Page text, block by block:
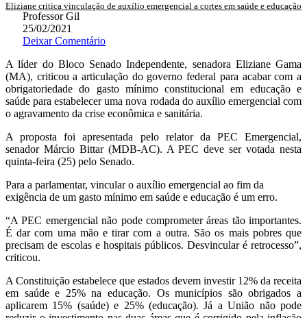
Eliziane critica vinculação de auxílio emergencial a cortes em saúde e educação
Professor Gil
25/02/2021
Deixar Comentário
A líder do Bloco Senado Independente, senadora Eliziane Gama
(MA), criticou a articulação do governo federal para acabar com a
obrigatoriedade do gasto mínimo constitucional em educação e
saúde para estabelecer uma nova rodada do auxílio emergencial com
o agravamento da crise econômica e sanitária.
A proposta foi apresentada pelo relator da PEC Emergencial,
senador Márcio Bittar (MDB-AC). A PEC deve ser votada nesta
quinta-feira (25) pelo Senado.
Para a parlamentar, vincular o auxílio emergencial ao fim da
exigência de um gasto mínimo em saúde e educação é um erro.
“A PEC emergencial não pode comprometer áreas tão importantes.
É dar com uma mão e tirar com a outra. São os mais pobres que
precisam de escolas e hospitais públicos. Desvincular é retrocesso”,
criticou.
A Constituição estabelece que estados devem investir 12% da receita
em saúde e 25% na educação. Os municípios são obrigados a
aplicarem 15% (saúde) e 25% (educação). Já a União não pode